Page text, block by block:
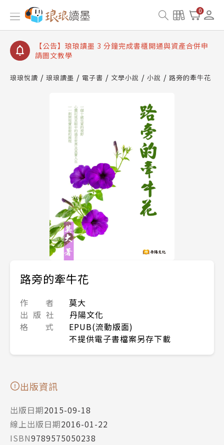
0
【公告】琅琅讀墨數位閱讀資產合併與書櫃開通申請
【公告】琅琅讀墨書櫃開通常見問題
【公告】琅琅讀墨 3 分鐘完成書櫃開通與資產合併申
請圖文教學
查詢
琅琅悅讀 琅琅讀墨 電子書 文學小說 小說 路旁的牽牛花
路旁的牽牛花
作 者
莫大
出 版 社
丹陽文化
格 式
EPUB(流動版面)
不提供電子書檔案另存下載
出版資訊
出版日期2015-09-18
線上出版日期2016-01-22
ISBN9789575050238